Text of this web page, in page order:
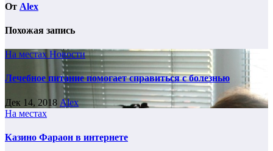
От Alex
Похожая запись
На местах Новости
Лечебное питание помогает справиться с болезнью
Дек 14, 2018 Alex
На местах
Казино Фараон в интернете